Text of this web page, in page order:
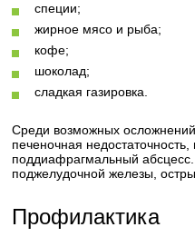
специи;
жирное мясо и рыба;
кофе;
шоколад;
сладкая газировка.
Среди возможных осложнений
печеночная недостаточность,
поддиафрагмальный
поджелудочной железы,
Профилактика